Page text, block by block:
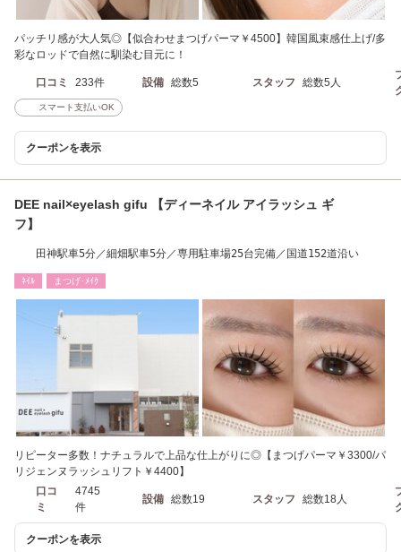
パッチリ感が大人気◎【似合わせまつげパーマ￥4500】韓国風束感仕上げ/多
彩なロッドで自然に馴染む目元に！
口コミ 233件 設備 総数5 スタッフ 総数5人
スマート支払いOK
クーポンを表示
DEE nail×eyelash gifu 【ディーネイル アイラッシュ ギ
フ】
田神駅車5分／細畑駅車5分／専用駐車場25台完備／国道152道沿い
ﾈｲﾙ まつげ･ﾒｲｸ
リピーター多数！ナチュラルで上品な仕上がりに◎【まつげパーマ￥3300/パ
リジェンヌラッシュリフト￥4400】
口コ
ミ
4745
件
設備 総数19 スタッフ 総数18人
クーポンを表示